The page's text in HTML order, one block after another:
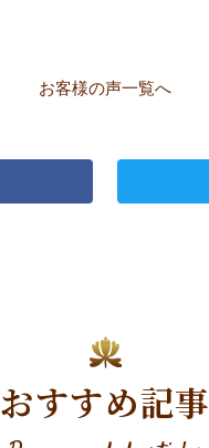
お客様の声一覧へ
おすすめ記事